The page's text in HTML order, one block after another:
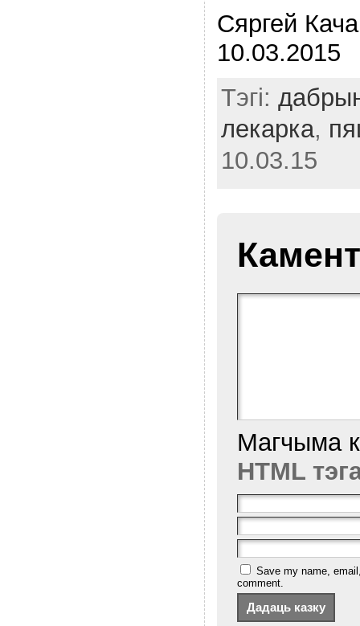
Сяргей
10.03.2015
Тэгі:
лекарка,
10.03.15
Магчыма
HTML
Save my name,
comment.